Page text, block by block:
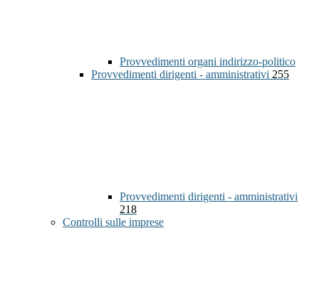
Provvedimenti organi indirizzo-politico
Provvedimenti dirigenti - amministrativi 255
Provvedimenti dirigenti - amministrativi
218
Controlli sulle imprese